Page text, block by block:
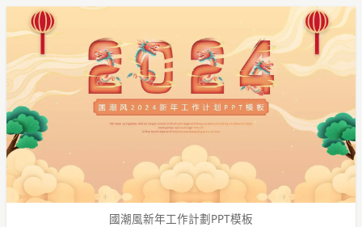
國潮風新年工作計劃PPT模板